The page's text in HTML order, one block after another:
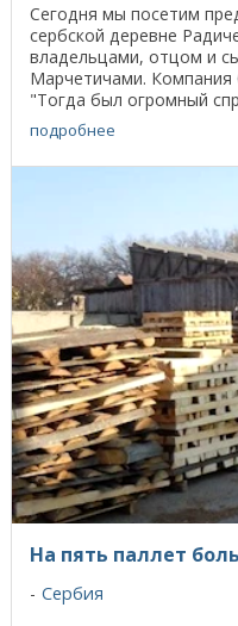
Сегодня мы посетим
сербской деревне
владельцами, отцом и
Марчетичами. Компания
"Тогда был огромный
вспоминает ...
подробнее
На пять паллет
Сербия